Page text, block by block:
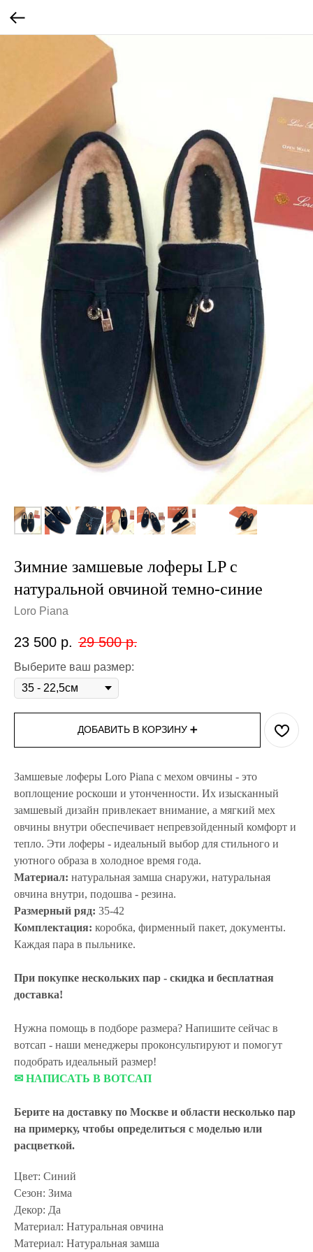
Зимние замшевые лоферы LP с
натуральной овчиной темно-синие
Loro Piana
23 500 р. 29 500 р.
Выберите ваш размер:
ДОБАВИТЬ В КОРЗИНУ ➕
Замшевые лоферы Loro Piana с мехом овчины - это
воплощение роскоши и утонченности. Их изысканный
замшевый дизайн привлекает внимание, а мягкий мех
овчины внутри обеспечивает непревзойденный комфорт и
тепло. Эти лоферы - идеальный выбор для стильного и
уютного образа в холодное время года.
Материал: натуральная замша снаружи, натуральная
овчина внутри, подошва - резина.
Размерный ряд: 35-42
Комплектация: коробка, фирменный пакет, документы.
Каждая пара в пыльнике.
При покупке нескольких пар - скидка и бесплатная
доставка!
Нужна помощь в подборе размера? Напишите сейчас в
вотсап - наши менеджеры проконсультируют и помогут
подобрать идеальный размер!
✉ НАПИСАТЬ В ВОТСАП
Берите на доставку по Москве и области несколько пар
на примерку, чтобы определиться с моделью или
расцветкой.
Цвет: Синий
Сезон: Зима
Декор: Да
Материал: Натуральная овчина
Материал: Натуральная замша